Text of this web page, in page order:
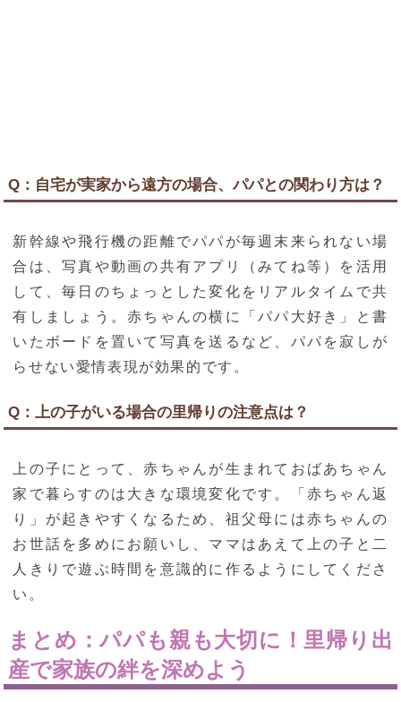
Q：自宅が実家から遠方の場合、パパとの関わり方は？
新幹線や飛行機の距離でパパが毎週末来られない場
合は、写真や動画の共有アプリ（みてね等）を活用
して、毎日のちょっとした変化をリアルタイムで共
有しましょう。赤ちゃんの横に「パパ大好き」と書
いたボードを置いて写真を送るなど、パパを寂しが
らせない愛情表現が効果的です。
Q：上の子がいる場合の里帰りの注意点は？
上の子にとって、赤ちゃんが生まれておばあちゃん
家で暮らすのは大きな環境変化です。「赤ちゃん返
り」が起きやすくなるため、祖父母には赤ちゃんの
お世話を多めにお願いし、ママはあえて上の子と二
人きりで遊ぶ時間を意識的に作るようにしてくださ
い。
まとめ：パパも親も大切に！里帰り出
産で家族の絆を深めよう